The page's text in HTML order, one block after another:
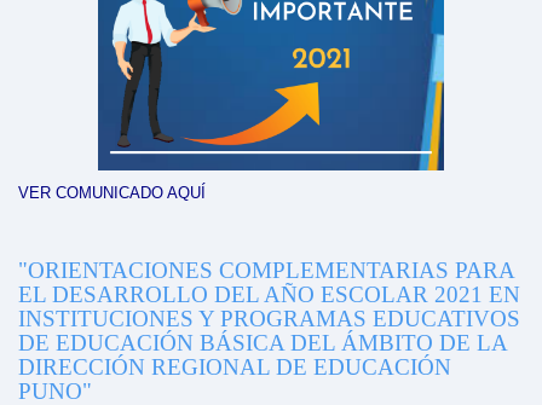
VER COMUNICADO AQUÍ
"ORIENTACIONES COMPLEMENTARIAS PARA
EL DESARROLLO DEL AÑO ESCOLAR 2021 EN
INSTITUCIONES Y PROGRAMAS EDUCATIVOS
DE EDUCACIÓN BÁSICA DEL ÁMBITO DE LA
DIRECCIÓN REGIONAL DE EDUCACIÓN
PUNO"